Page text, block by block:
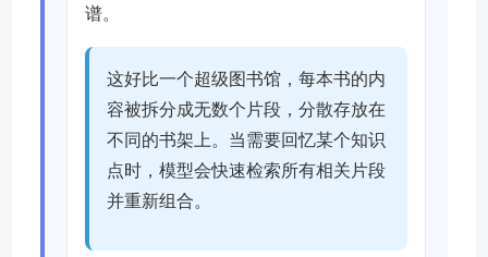
谱。
这好比一个超级图书馆，每本书的内
容被拆分成无数个片段，分散存放在
不同的书架上。当需要回忆某个知识
点时，模型会快速检索所有相关片段
并重新组合。